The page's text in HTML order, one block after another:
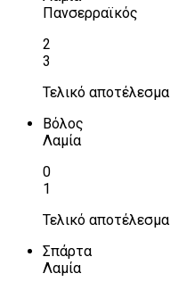
Πανσερραϊκός
2
3
Τελικό αποτέλεσμα
Βόλος
Λαμία
0
1
Τελικό αποτέλεσμα
Σπάρτα
Λαμία